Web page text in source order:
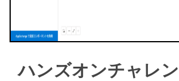
ハンズオンチャレ